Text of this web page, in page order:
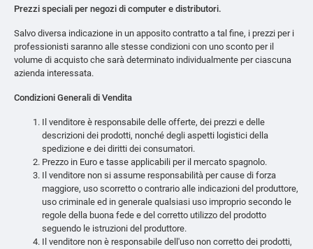
Prezzi speciali per negozi di computer e distributori.
Salvo diversa indicazione in un apposito contratto a tal fine, i prezzi per i
professionisti saranno alle stesse condizioni con uno sconto per il
volume di acquisto che sarà determinato individualmente per ciascuna
azienda interessata.
Condizioni Generali di Vendita
Il venditore è responsabile delle offerte, dei prezzi e delle
descrizioni dei prodotti, nonché degli aspetti logistici della
spedizione e dei diritti dei consumatori.
Prezzo in Euro e tasse applicabili per il mercato spagnolo.
Il venditore non si assume responsabilità per cause di forza
maggiore, uso scorretto o contrario alle indicazioni del produttore,
uso criminale ed in generale qualsiasi uso improprio secondo le
regole della buona fede e del corretto utilizzo del prodotto
seguendo le istruzioni del produttore.
Il venditore non è responsabile dell'uso non corretto dei prodotti,